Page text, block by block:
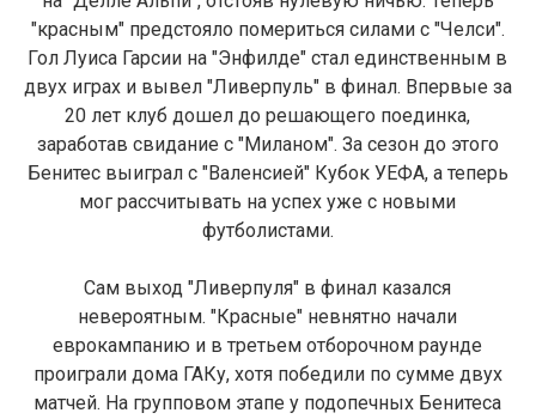
"красным" предстояло помериться силами с "Челси".
Гол Луиса Гарсии на "Энфилде" стал единственным в
двух играх и вывел "Ливерпуль" в финал. Впервые за
20 лет клуб дошел до решающего поединка,
заработав свидание с "Миланом". За сезон до этого
Бенитес выиграл с "Валенсией" Кубок УЕФА, а теперь
мог рассчитывать на успех уже с новыми
футболистами.
Сам выход "Ливерпуля" в финал казался
невероятным. "Красные" невнятно начали
еврокампанию и в третьем отборочном раунде
проиграли дома ГАКу, хотя победили по сумме двух
матчей. На групповом этапе у подопечных Бенитеса